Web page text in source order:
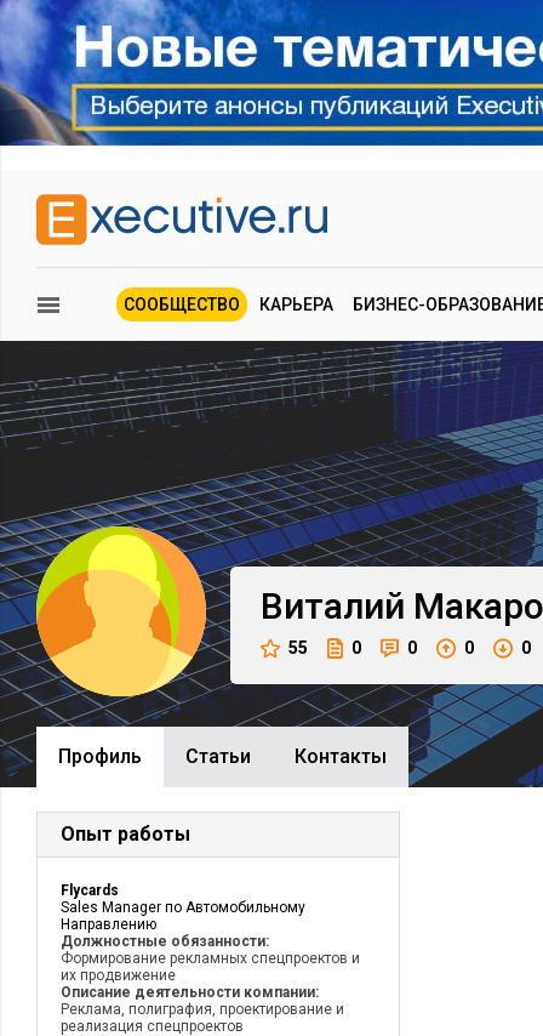
СООБЩЕСТВО КАРЬЕРА БИЗНЕС-
Виталий
55 0 0 0 0
Профиль Cтатьи Контакты
Опыт работы
Flycards
Sales Manager по Автомобильному
Направлению
Должностные обязанности:
Формирование рекламных спецпроектов и
их продвижение
Описание деятельности компании:
Реклама, полиграфия, проектирование и
реализация спецпроектов